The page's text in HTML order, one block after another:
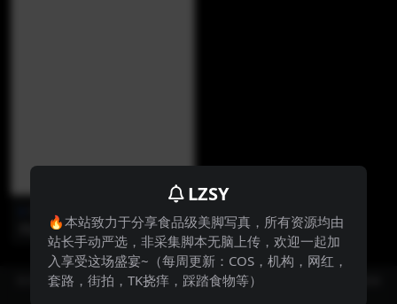
中国美jio
Ely_eee(ElyEE子) – Mari
防失联，请牢记永久地址：7.jio.fan，站长QQ：3843348983（截图本页面保
LZSY
🔥本站致力于分享食品级美脚写真，所有资源均由
站长手动严选，非采集脚本无脑上传，欢迎一起加
入享受这场盛宴~（每周更新：COS，机构，网红，
套路，街拍，TK挠痒，踩踏食物等）